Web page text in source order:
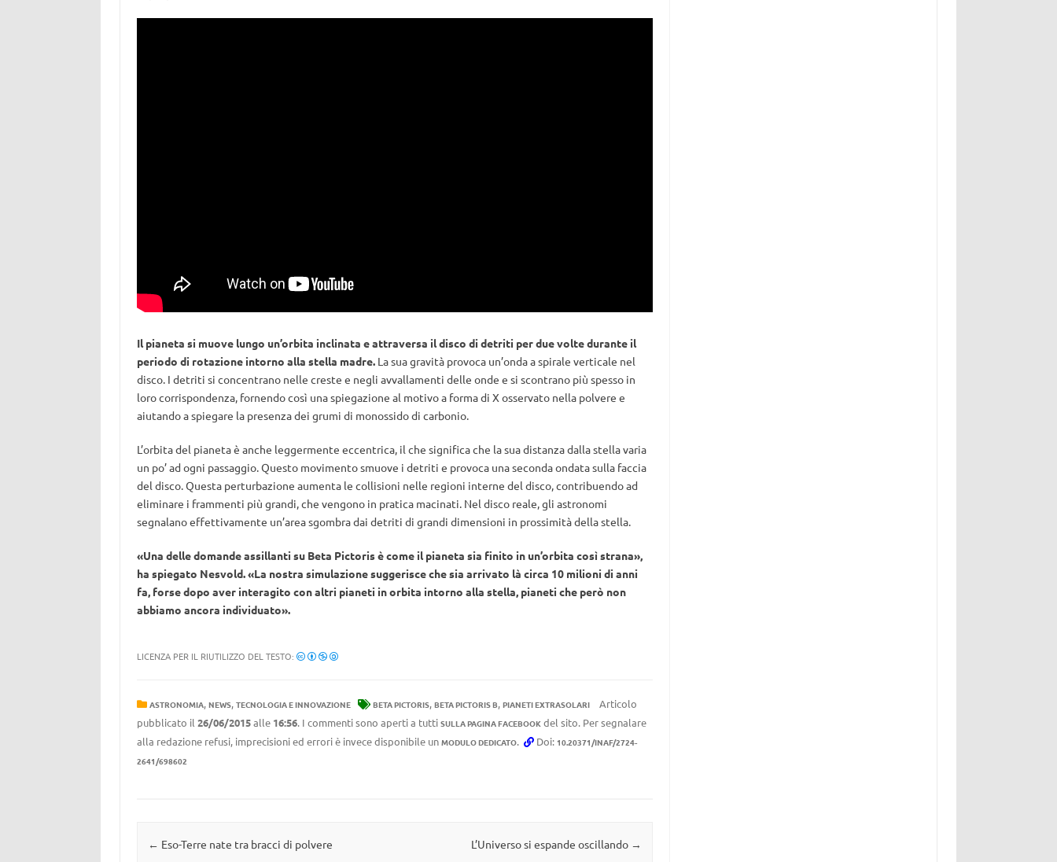
Il pianeta si muove lungo un’orbita inclinata e attraversa il disco di detriti per due volte durante il
periodo di rotazione intorno alla stella madre.La sua gravità provoca un’onda a spirale verticale nel
disco. I detriti si concentrano nelle creste e negli avvallamenti delle onde e si scontrano più spesso in
loro corrispondenza, fornendo così una spiegazione al motivo a forma di X osservato nella polvere e
aiutando a spiegare la presenza dei grumi di monossido di carbonio.
L’orbita del pianeta è anche leggermente eccentrica, il che significa che la sua distanza dalla stella varia
un po’ ad ogni passaggio. Questo movimento smuove i detriti e provoca una seconda ondata sulla faccia
del disco. Questa perturbazione aumenta le collisioni nelle regioni interne del disco, contribuendo ad
eliminare i frammenti più grandi, che vengono in pratica macinati. Nel disco reale, gli astronomi
segnalano effettivamente un’area sgombra dai detriti di grandi dimensioni in prossimità della stella.
«Una delle domande assillanti su Beta Pictoris è come il pianeta sia finito in un’orbita così strana»,
ha spiegato Nesvold. «La nostra simulazione suggerisce che sia arrivato là circa 10 milioni di anni
fa, forse dopo aver interagito con altri pianeti in orbita intorno alla stella, pianeti che però non
abbiamo ancora individuato».
LICENZA PER IL RIUTILIZZO DEL TESTO:
ASTRONOMIA, NEWS, TECNOLOGIA E INNOVAZIONE BETA PICTORIS, BETA PICTORIS B, PIANETI EXTRASOLARI
Articolo
pubblicato il 26/06/2015alle 16:56. I commenti sono aperti a tutti SULLA PAGINA FACEBOOKdel sito. Per segnalare
alla redazione refusi, imprecisioni ed errori è invece disponibile un MODULO DEDICATO. Doi: 10.20371/INAF/2724-
2641/698602
Navigazione articolo
← Eso-Terre nate tra bracci di polvere L’Universo si espande oscillando →